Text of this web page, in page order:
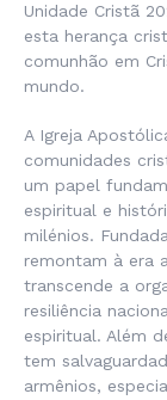
Unidade Cristã
esta herança
comunhão em
mundo.
A Igreja
comunidades
um papel
espiritual e
milénios.
remontam à era
transcende a
resiliência
espiritual. Além
tem
armênios,